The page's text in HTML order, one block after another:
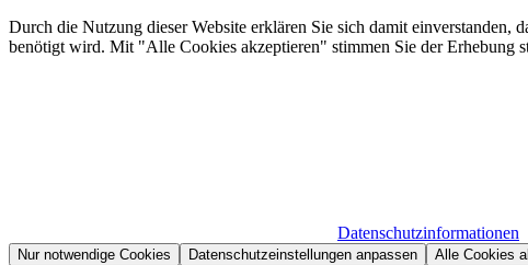
Durch die Nutzung dieser Website erklären Sie sich damit einverstanden,
benötigt wird. Mit "Alle Cookies akzeptieren" stimmen Sie der Erhebung
Datenschutzinformationen
Nur notwendige Cookies Datenschutzeinstellungen anpassen Alle Cookies